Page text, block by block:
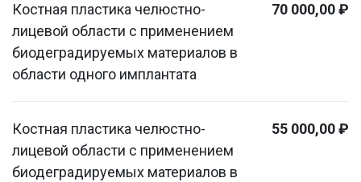
Костная пластика челюстно-
лицевой области с применением
биодеградируемых материалов в
области одного имплантата
70 000,00 ₽
Костная пластика челюстно-
лицевой области с применением
биодеградируемых материалов в
55 000,00 ₽